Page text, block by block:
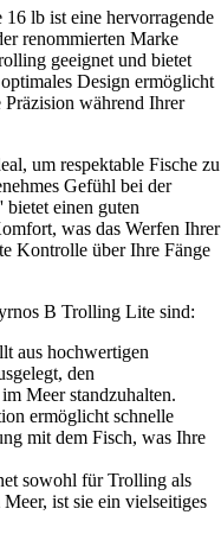
lb ist eine hervorragende
renommierten Marke
geeignet und bietet
Design ermöglicht
Präzision während Ihrer
um respektable Fische zu
Gefühl bei der
einen guten
was das Werfen Ihrer
Kontrolle über Ihre Fänge
B Trolling Lite sind:
aus hochwertigen
den
Meer standzuhalten.
ermöglicht schnelle
mit dem Fisch, was Ihre
sowohl für Trolling als
ist sie ein vielseitiges